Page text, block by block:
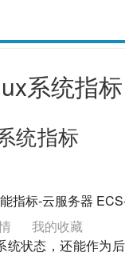
系统指标
统指标
指标-云服务器
我的收藏
统状态，还能作为